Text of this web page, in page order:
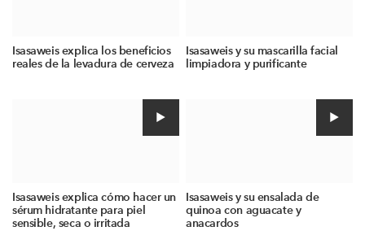
Isasaweis explica los beneficios
reales de la levadura de cerveza
Isasaweis y su mascarilla facial
limpiadora y purificante
Isasaweis explica cómo hacer un
sérum hidratante para piel
sensible, seca o irritada
Isasaweis y su ensalada de
quinoa con aguacate y
anacardos